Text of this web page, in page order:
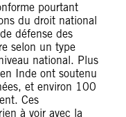
pourtant
du droit national
défense des
selon un type
national. Plus
Inde ont soutenu
et environ 100
Ces
à voir avec la